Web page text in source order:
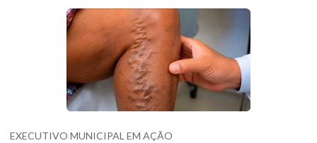
EXECUTIVO MUNICIPAL EM AÇÃO